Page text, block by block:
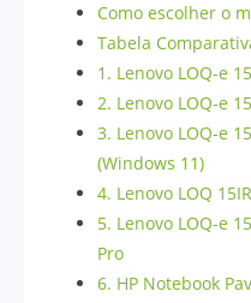
Como escolher o
Tabela
1. Lenovo LOQ-e
2. Lenovo LOQ-e
3. Lenovo LOQ-e
(Windows 11)
4. Lenovo LOQ
5. Lenovo LOQ-e
Pro
6. HP Notebook